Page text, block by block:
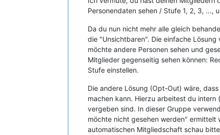
Personendaten sehen / Stufe 1, 2, 3, ...,
Da du nun nicht mehr alle gleich
die "Unsichtbaren". Die einfache
möchte andere Personen sehen und
Mitglieder gegenseitig sehen können:
Stufe einstellen.
Die andere Lösung (Opt-Out) wäre,
machen kann. Hierzu arbeitest du
vergeben sind. In dieser Gruppe
möchte nicht gesehen werden" ermittelt
automatischen Mitgliedschaft schau